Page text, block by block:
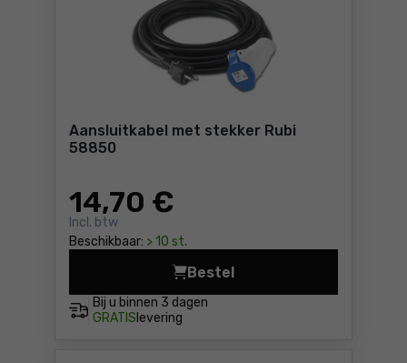
Aansluitkabel met stekker Rubi
58850
14,70 €
Incl. btw
Beschikbaar: > 10 st.
Bij u binnen 3 dagen
GRATIS levering
Bestel
Aansluitkabel met stekker